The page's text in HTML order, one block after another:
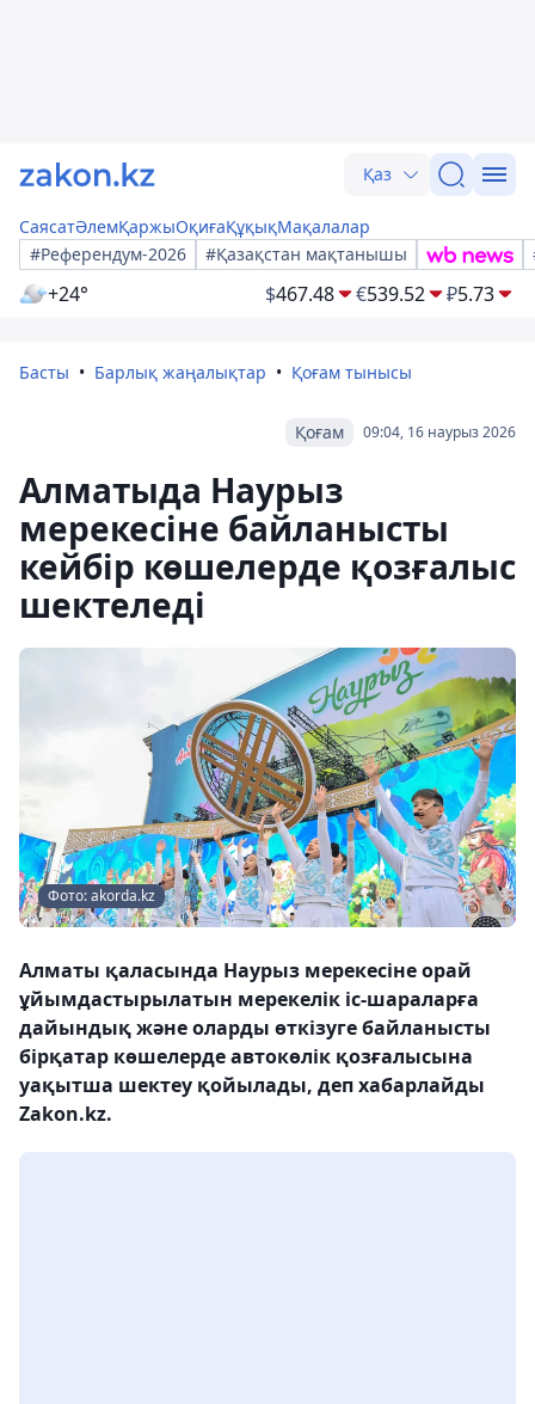
Қаз
СаясатӘлемҚаржыОқиғаҚұқықМақалалар
#Референдум-2026
#Қазақстан мақтанышы
+24° $467.48 €539.52 ₽5.73
Басты Барлық жаңалықтар Қоғам тынысы
09:04, 16 наурыз 2026
Қоғам
Алматыда Наурыз
мерекесіне байланысты
кейбір көшелерде қозғалыс
шектеледі
Фото: akorda.kz
Алматы қаласында Наурыз мерекесіне орай
ұйымдастырылатын мерекелік іс-шараларға
дайындық және оларды өткізуге байланысты
бірқатар көшелерде автокөлік қозғалысына
уақытша шектеу қойылады, деп хабарлайды
Zakon.kz.